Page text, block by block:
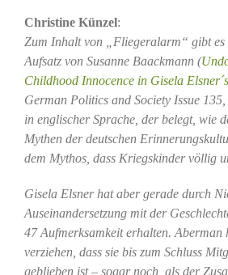
Christine Künzel:
Zum Inhalt von „Fliegeralarm“ gibt es
Aufsatz von Susanne Baackmann (
Childhood Innocence in Gisela
German Politics and Society Issue
in englischer Sprache, der belegt, wie
Mythen der deutschen
dem Mythos, dass Kriegskinder völlig
Gisela Elsner hat aber gerade durch
Auseinandersetzung mit der
47 Aufmerksamkeit erhalten. Aberman
verziehen, dass sie bis zum Schluss
geblieben ist – sogar noch, als der